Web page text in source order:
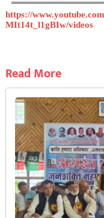
https://
MIt14t_l1gBIw/videos
Read More